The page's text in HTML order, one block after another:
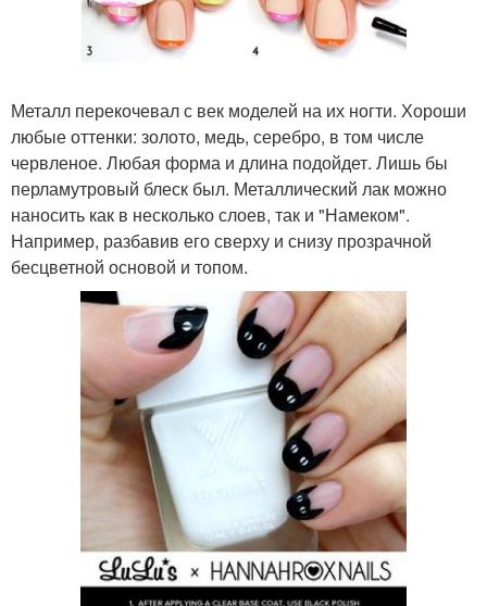
Металл перекочевал с век моделей на их ногти. Хороши
любые оттенки: золото, медь, серебро, в том числе
червленое. Любая форма и длина подойдет. Лишь бы
перламутровый блеск был. Металлический лак можно
наносить как в несколько слоев, так и "Намеком".
Например, разбавив его сверху и снизу прозрачной
бесцветной основой и топом.